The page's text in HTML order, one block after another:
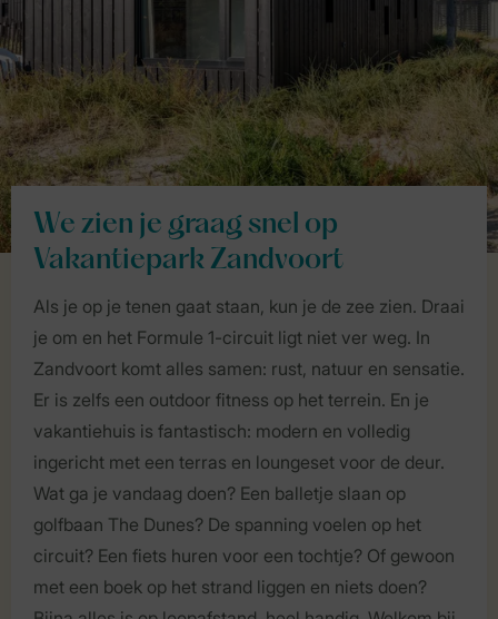
We zien je graag snel op
Vakantiepark Zandvoort
Als je op je tenen gaat staan, kun je de zee zien. Draai
je om en het Formule 1-circuit ligt niet ver weg. In
Zandvoort komt alles samen: rust, natuur en sensatie.
Er is zelfs een outdoor fitness op het terrein. En je
vakantiehuis is fantastisch: modern en volledig
ingericht met een terras en loungeset voor de deur.
Wat ga je vandaag doen? Een balletje slaan op
golfbaan The Dunes? De spanning voelen op het
circuit? Een fiets huren voor een tochtje? Of gewoon
met een boek op het strand liggen en niets doen?